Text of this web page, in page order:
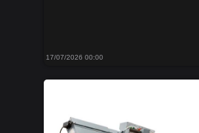
17/07/2026 00:00